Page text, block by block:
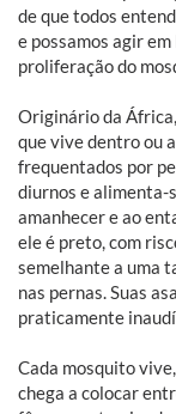
de que todos
e possamos agir
proliferação do
Originário da
que vive dentro ou
frequentados por
diurnos e alimenta-
amanhecer e ao
ele é preto, com
semelhante a uma
nas pernas. Suas
praticamente
Cada mosquito
chega a colocar